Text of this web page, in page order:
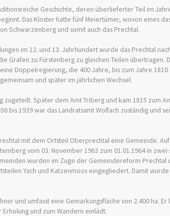
Geschichte, deren überlieferter Teil im
Das Kloster hatte fünf Meiertümer, wovon eines
Schwarzenberg und somit auch das Prechtal.
im 12. und 13. Jahrhundert wurde das Prechtal
Grafen zu Fürstenberg zu gleichen Teilen übertragen.
Doppelregierung, die 400 Jahre, bis zum Jahre
und später im jährlichen Wechsel.
Später dem Amt Triberg und kam 1815 zum
bis 1939 war das Landratsamt Wolfach zuständig und
mit dem Ortsteil Oberprechtal eine Gemeinde.
vom 03. November 1963 zum 01.01.1964 in
wurden im Zuge der Gemeindereform Prechtal
Yach und Katzenmoos eingegliedert. Damit
und umfasst eine Gemarkungsfläche von 2.400 ha.
und zum Wandern einlädt.